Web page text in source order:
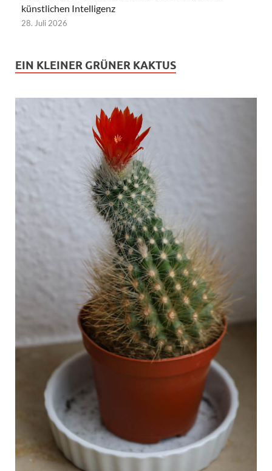
künstlichen Intelligenz
28. Juli 2026
EIN KLEINER GRÜNER KAKTUS